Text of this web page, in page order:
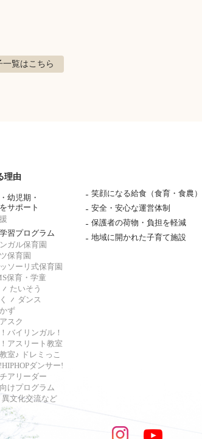
一覧はこちら
理由
幼児期・
サポート
習プログラム
ガル保育園
保育園
ソーリ式保育園
保育・学童
たいそう
ダンス
ず
スク
バイリンガル！
アスリート教室
室♪ ドレミっこ
ダンサー!
アリーダー
けプログラム
異文化交流など
笑顔になる給食（食育・食農）
安全・安心な運営体制
保護者の荷物・負担を軽減
地域に開かれた子育て施設